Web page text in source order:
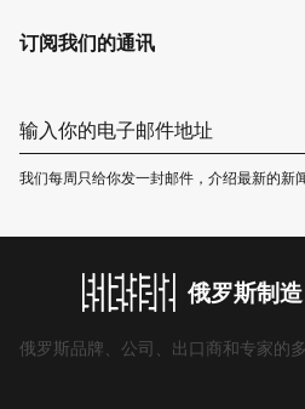
订阅我们的通讯
我们每周只给你发一封邮件，介绍最新的新闻
俄罗斯制造
俄罗斯品牌、公司、出口商和专家的多